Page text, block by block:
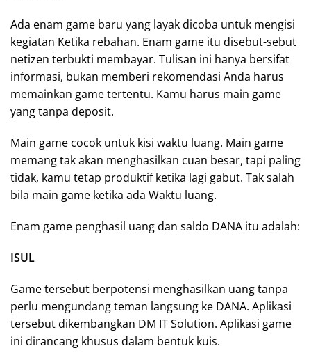
Ada enam game baru yang layak dicoba untuk mengisi
kegiatan Ketika rebahan. Enam game itu disebut-sebut
netizen terbukti membayar. Tulisan ini hanya bersifat
informasi, bukan memberi rekomendasi Anda harus
memainkan game tertentu. Kamu harus main game
yang tanpa deposit.
Main game cocok untuk kisi waktu luang. Main game
memang tak akan menghasilkan cuan besar, tapi paling
tidak, kamu tetap produktif ketika lagi gabut. Tak salah
bila main game ketika ada Waktu luang.
Enam game penghasil uang dan saldo DANA itu adalah:
ISUL
Game tersebut berpotensi menghasilkan uang tanpa
perlu mengundang teman langsung ke DANA. Aplikasi
tersebut dikembangkan DM IT Solution. Aplikasi game
ini dirancang khusus dalam bentuk kuis.